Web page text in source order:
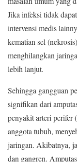
Jika infeksi tidak
intervensi medis
kematian sel
menghilangkan
lebih lanjut.
Sehingga gangguan
signifikan dari
penyakit arteri perifer
anggota tubuh,
jaringan. Akibatnya,
dan gangren.